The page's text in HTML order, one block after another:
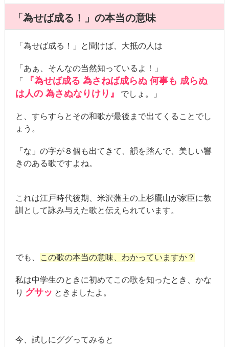
「為せば成る！」の本当の意味
「為せば成る！」と聞けば、大抵の人は
「あぁ、そんなの当然知っているよ！」
「
『為せば成る 為さねば成らぬ 何事も 成らぬ
は人の 為さぬなりけり』
でしょ。」
と、すらすらとその和歌が最後まで出てくることでし
ょう。
「な」の字が８個も出てきて、韻を踏んで、美しい響
きのある歌ですよね。
これは江戸時代後期、米沢藩主の上杉鷹山が家臣に教
訓として詠み与えた歌と伝えられています。
でも、 この歌の本当の意味、わかっていますか？
私は中学生のときに初めてこの歌を知ったとき、かな
り グサッ ときましたよ。
今、試しにググってみると